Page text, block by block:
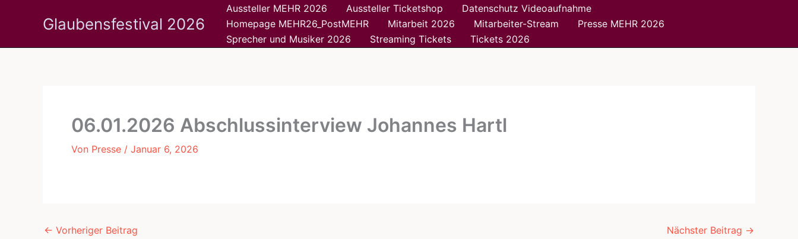
Glaubensfestival 2026
Aussteller MEHR 2026 Aussteller Ticketshop
Datenschutz Videoaufnahme
Homepage MEHR26_PostMEHR
Mitarbeit 2026 Mitarbeiter-Stream
Presse MEHR 2026
Sprecher und Musiker 2026
Streaming Tickets Tickets 2026
06.01.2026 Abschlussinterview Johannes Hartl
Von Presse / Januar 6, 2026
← Vorheriger Beitrag Nächster Beitrag →